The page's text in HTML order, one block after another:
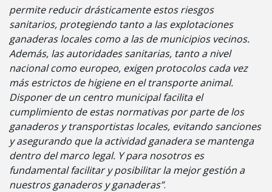
permite reducir drásticamente estos riesgos
sanitarios, protegiendo tanto a las explotaciones
ganaderas locales como a las de municipios vecinos.
Además, las autoridades sanitarias, tanto a nivel
nacional como europeo, exigen protocolos cada vez
más estrictos de higiene en el transporte animal.
Disponer de un centro municipal facilita el
cumplimiento de estas normativas por parte de los
ganaderos y transportistas locales, evitando sanciones
y asegurando que la actividad ganadera se mantenga
dentro del marco legal. Y para nosotros es
fundamental facilitar y posibilitar la mejor gestión a
nuestros ganaderos y ganaderas”.